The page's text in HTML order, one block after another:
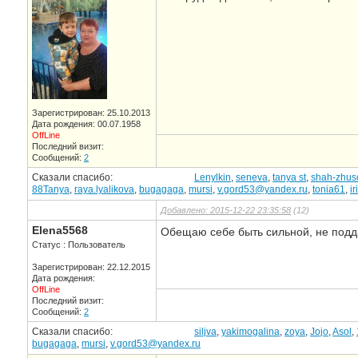
Зарегистрирован: 25.10.2013
Дата рождения: 00.07.1958
OffLine
Последний визит:
Сообщений: 2
Сказали спасибо: Lenylkin, seneva, tanya st, shah-
88Tanya, raya.lyalikova, bugagaga, mursi, v.gord53@yandex.ru, tonia61,
Добавлено: 2015-12-22 23:35:58 (12)
Elena5568
Статус : Пользователь
Зарегистрирован: 22.12.2015
Дата рождения:
OffLine
Последний визит:
Сообщений: 2
Обещаю себе быть сильной, не
Сказали спасибо: siljva, yakimogalina, zoya, Jojo,Asol ,
bugagaga, mursi, v.gord53@yandex.ru